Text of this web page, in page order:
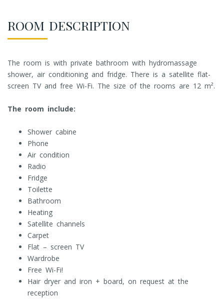
ROOM DESCRIPTION
The room is with private bathroom with hydromassage
shower, air conditioning and fridge. There is a satellite flat-
screen TV and free Wi-Fi. The size of the rooms are 12 m².
The room include:
Shower cabine
Phone
Air condition
Radio
Fridge
Toilette
Bathroom
Heating
Satellite channels
Carpet
Flat – screen TV
Wardrobe
Free Wi-Fi!
Hair dryer and iron + board, on request at the
reception